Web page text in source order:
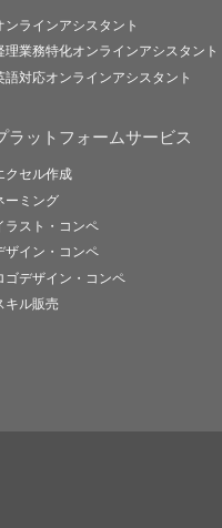
ンラインアシスタント
理業務特化オンラインアシスタント
語対応オンラインアシスタント
ラットフォームサービス
クセル作成
ーミング
ラスト・コンペ
ザイン・コンペ
ゴデザイン・コンペ
キル販売